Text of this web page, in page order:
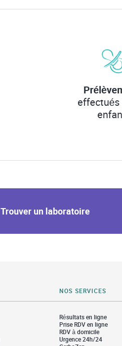
effectués
Trouver un laboratoire
NOS SERVICES
Résultats en ligne
Prise RDV en ligne
RDV à domicile
Urgence 24h/24